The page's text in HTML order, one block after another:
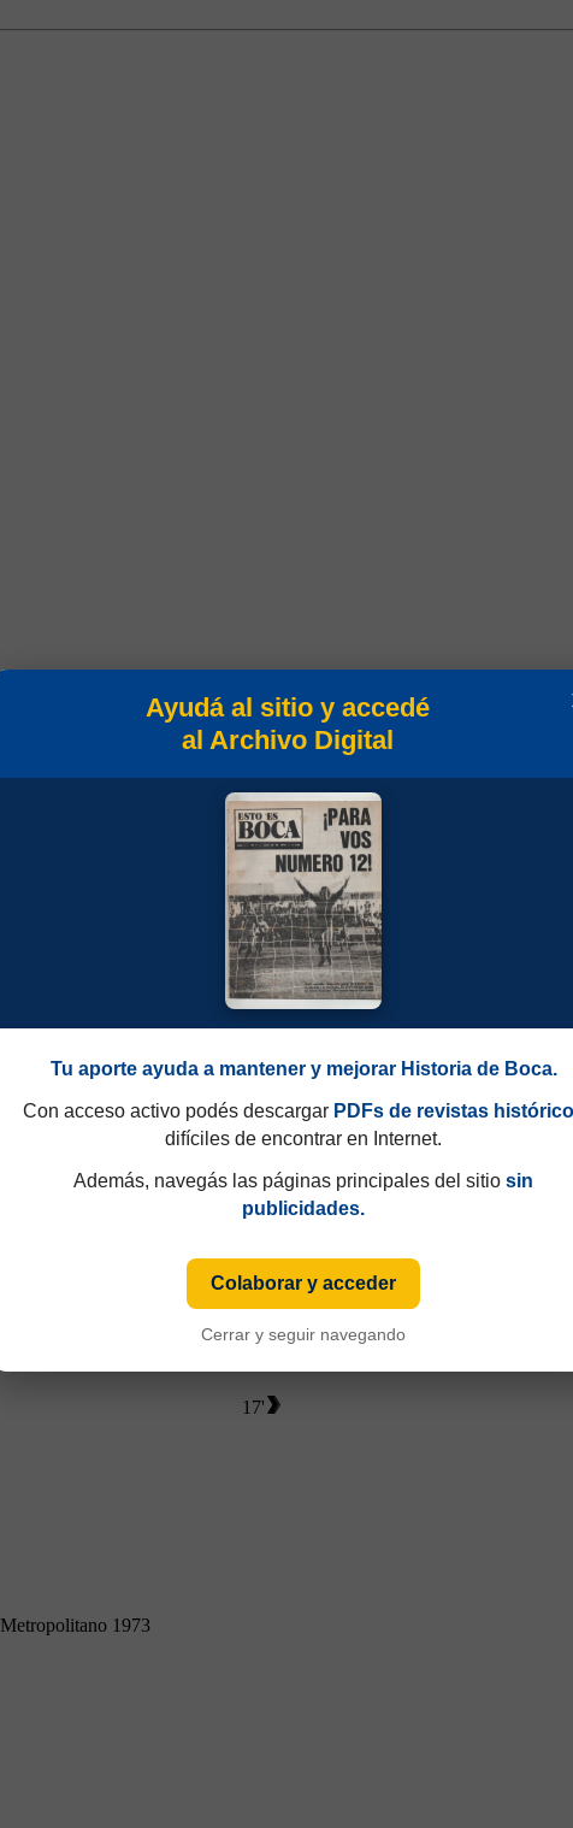
1973
17'
Ayudá al sitio y accedé
al Archivo Digital
Tu aporte ayuda a mantener y mejorar Historia de Boca.
Con acceso activo podés descargar PDFs de revistas
difíciles de encontrar en Internet.
Además, navegás las páginas principales del sitio sin
publicidades.
Colaborar y acceder
Cerrar y seguir navegando